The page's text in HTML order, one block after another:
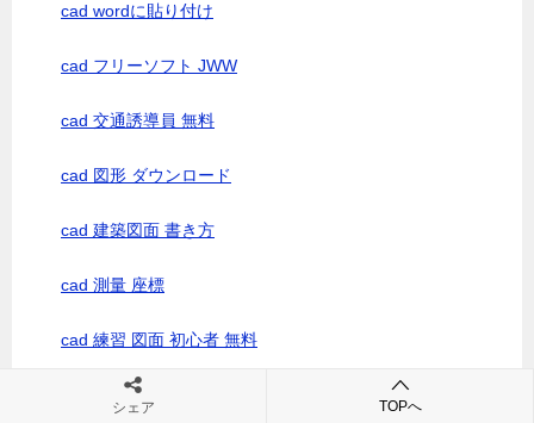
cad wordに貼り付け
cad フリーソフト JWW
cad 交通誘導員 無料
cad 図形 ダウンロード
cad 建築図面 書き方
cad 測量 座標
cad 練習 図面 初心者 無料
cad 練習図面 無料サンプル
シェア TOPへ